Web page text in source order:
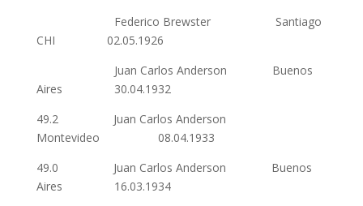
Federico Brewster Santiago
CHI 02.05.1926
Juan Carlos Anderson Buenos
Aires 30.04.1932
49.2 Juan Carlos Anderson
Montevideo 08.04.1933
49.0 Juan Carlos Anderson Buenos
Aires 16.03.1934